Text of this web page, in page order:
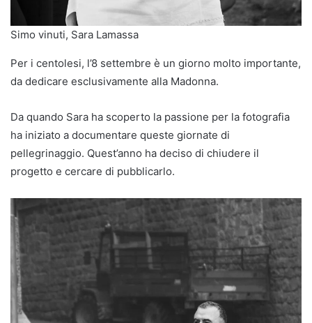
Simo vinuti, Sara Lamassa
Per i centolesi, l’8 settembre è un giorno molto importante,
da dedicare esclusivamente alla Madonna.
Da quando Sara ha scoperto la passione per la fotografia
ha iniziato a documentare queste giornate di
pellegrinaggio. Quest’anno ha deciso di chiudere il
progetto e cercare di pubblicarlo.